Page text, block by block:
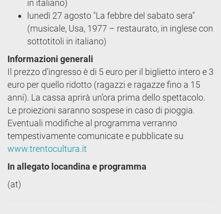
in italiano)
lunedì 27 agosto "La febbre del sabato sera"
(musicale, Usa, 1977 – restaurato, in inglese con
sottotitoli in italiano)
Informazioni generali
Il prezzo d’ingresso è di 5 euro per il biglietto intero e 3
euro per quello ridotto (ragazzi e ragazze fino a 15
anni). La cassa aprirà un’ora prima dello spettacolo.
Le proiezioni saranno sospese in caso di pioggia.
Eventuali modifiche al programma verranno
tempestivamente comunicate e pubblicate su
www.trentocultura.it
In allegato locandina e programma
(at)